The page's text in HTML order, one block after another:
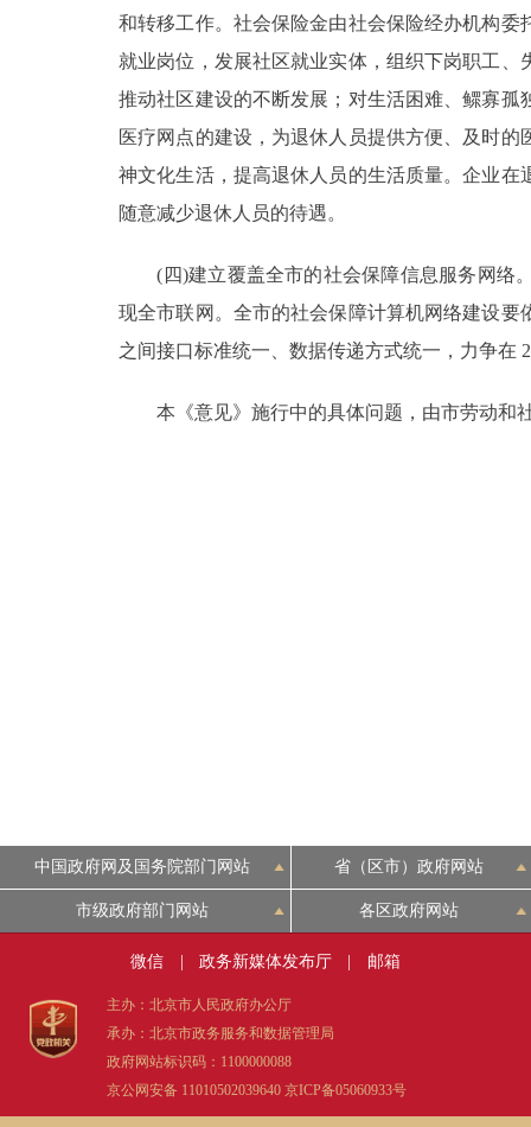
和转移工作。社会保险金由社会保险经办机构
就业岗位，发展社区就业实体，组织下岗职工
推动社区建设的不断发展；对生活困难、鳏寡
医疗网点的建设，为退休人员提供方便、及时
神文化生活，提高退休人员的生活质量。企业
随意减少退休人员的待遇。
(四)建立覆盖全市的社会保障信息服务网络。
现全市联网。全市的社会保障计算机网络建设
之间接口标准统一、数据传递方式统一，力争在
本《意见》施行中的具体问题，由市劳动和
中国政府网及国务院部门网站 省（区市）政府网站
市级政府部门网站 各区政府网站
微信 政务新媒体发布厅 邮箱
主办：北京市人民政府办公厅
承办：北京市政务服务和数据管理局
政府网站标识码：1100000088
京公网安备 11010502039640 京ICP备05060933号